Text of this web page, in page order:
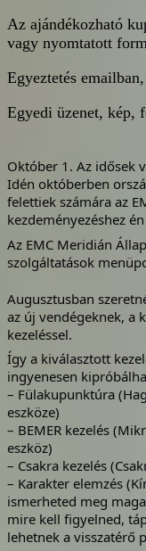
Az ajándékozható
vagy nyomtatott
Egyeztetés
Egyedi üzenet, kép,
Október 1. Az idősek
Idén októberben
felettiek számára az
kezdeményezéshez
Az EMC Meridián
szolgáltatások
Augusztusban
az új vendégeknek, a
kezeléssel.
Így a kiválasztott
ingyenesen
– Fülakupunktúra
eszköze)
– BEMER kezelés
eszköz)
– Csakra kezelés
– Karakter elemzés
ismerheted meg
mire kell figyelned,
lehetnek a visszatérő